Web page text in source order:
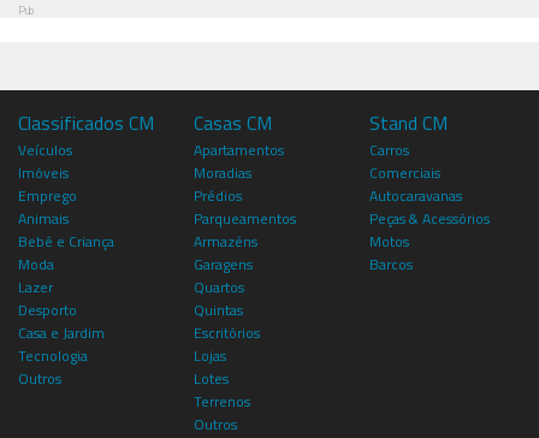
Pub
Classificados CM
Veículos
Imóveis
Emprego
Animais
Bebé e Criança
Moda
Lazer
Desporto
Casa e Jardim
Tecnologia
Outros
Casas CM
Apartamentos
Moradias
Prédios
Parqueamentos
Armazéns
Garagens
Quartos
Quintas
Escritórios
Lojas
Lotes
Terrenos
Outros
Stand CM
Carros
Comerciais
Autocaravanas
Peças & Acessórios
Motos
Barcos